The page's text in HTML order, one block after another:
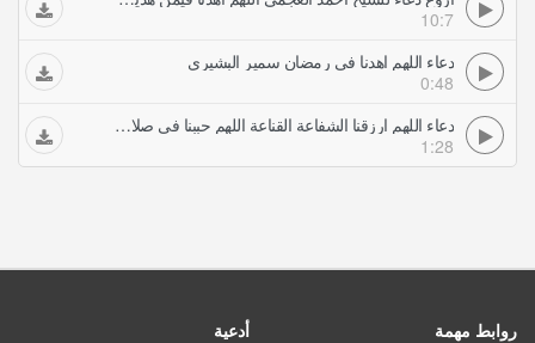
10:7
دعاء اللهم اهدنا في رمضان سمير البشيري
0:48
دعاء اللهم ارزقنا الشفاعة القناعة اللهم حببنا في صلاة الجماعة أدعية محمد جبريل
1:28
روابط مهمة
أدعية